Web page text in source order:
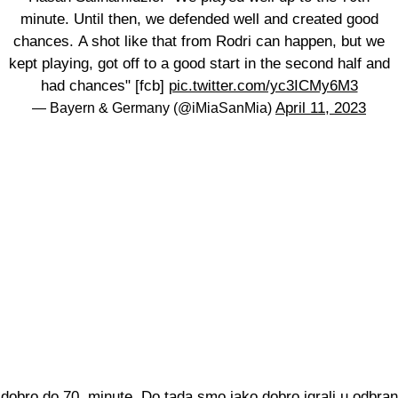
minute. Until then, we defended well and created good
chances. A shot like that from Rodri can happen, but we
kept playing, got off to a good start in the second half and
had chances" [fcb] pic.twitter.com/yc3ICMy6M3
— Bayern & Germany (@iMiaSanMia) April 11, 2023